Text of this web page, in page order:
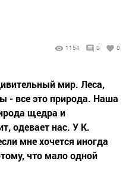
1154 0 0
мир. Леса,
- все это природа. Наша
щедра и
одевает нас. У К.
мне хочется иногда
что мало одной